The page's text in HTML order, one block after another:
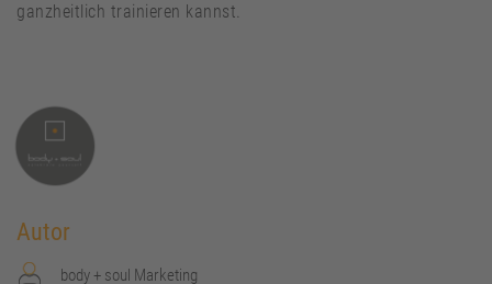
ganzheitlich trainieren kannst.
Autor
body + soul Marketing